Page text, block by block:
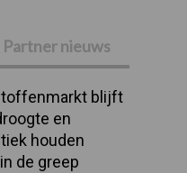
Partner nieuws
blijft
en
houden
de greep